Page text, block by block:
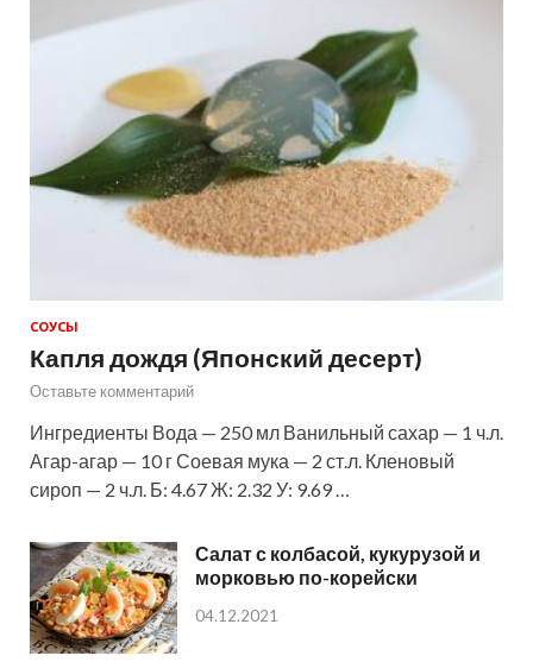
СОУСЫ
Капля дождя (Японский десерт)
Оставьте комментарий
Ингредиенты Вода — 250 мл Ванильный сахар — 1 ч.л.
Агар-агар — 10 г Соевая мука — 2 ст.л. Кленовый
сироп — 2 ч.л. Б: 4.67 Ж: 2.32 У: 9.69 …
Салат с колбасой, кукурузой и
морковью по-корейски
04.12.2021